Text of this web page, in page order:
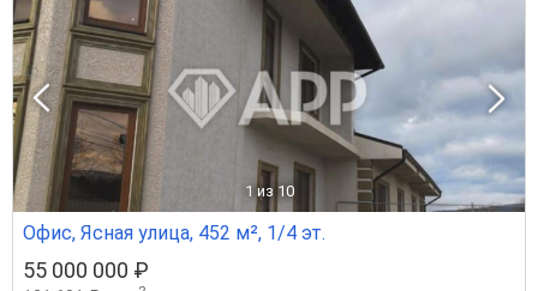
1 из 10
Офис, Ясная улица, 452 м², 1/4 эт.
55 000 000 ₽